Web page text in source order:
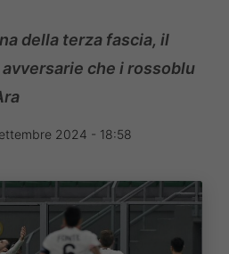
della terza fascia, il
che i rossoblu
2024 - 18:58